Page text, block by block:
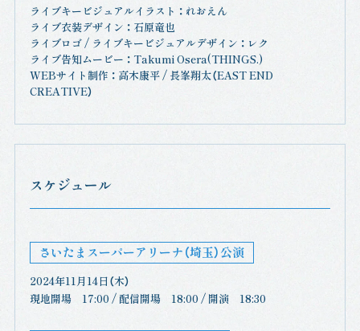
ライブキービジュアルイラスト ： れおえん
ライブ衣装デザイン ： 石原竜也
ライブロゴ / ライブキービジュアルデザイン ： レク
ライブ告知ムービー ： Takumi Osera(THINGS.)
WEBサイト制作 ： 高木康平 / 長峯翔太（EAST END
CREATIVE）
スケジュール
さいたまスーパーアリーナ（埼玉）公演
2024年11月14日（木）
現地開場 17:00 / 配信開場 18:00 / 開演 18:30